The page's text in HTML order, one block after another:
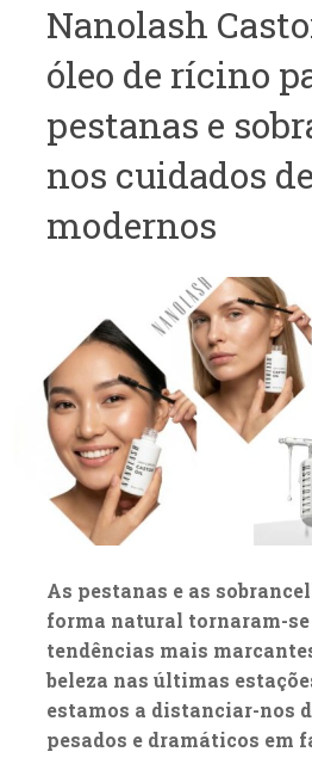
Nanolash
óleo de rícino
pestanas e
nos cuidados
modernos
As pestanas e as
forma natural tornaram-se
tendências mais
beleza nas últimas
estamos a distanciar-nos
pesados e dramáticos em